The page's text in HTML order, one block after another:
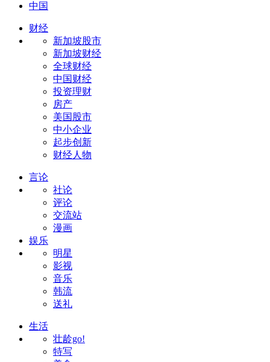
中国
财经
新加坡股市
新加坡财经
全球财经
中国财经
投资理财
房产
美国股市
中小企业
起步创新
财经人物
言论
社论
评论
交流站
漫画
娱乐
明星
影视
音乐
韩流
送礼
生活
壮龄go!
特写